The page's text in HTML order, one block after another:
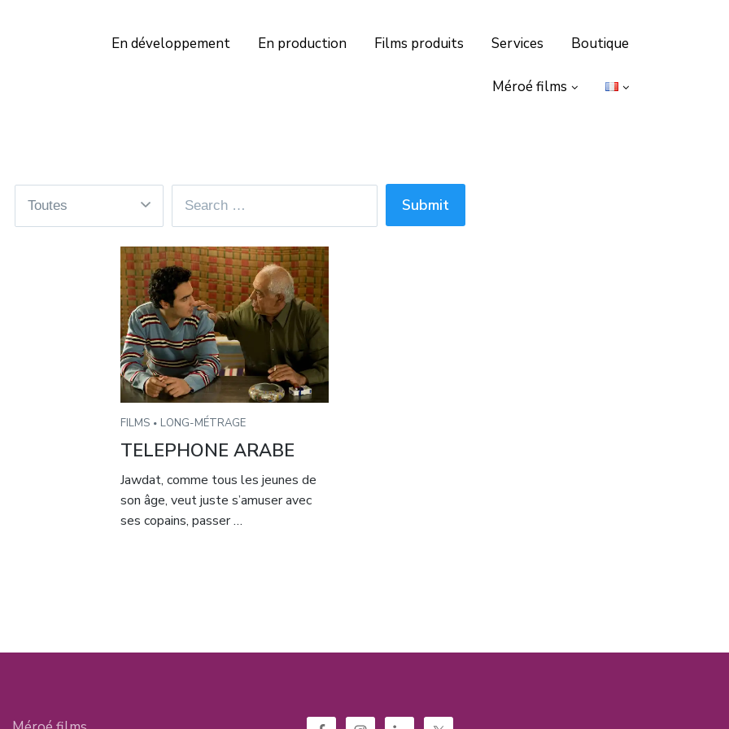
En développement En production Films produits Services Boutique
Méroé films
FILMS LONG-MÉTRAGE
TELEPHONE ARABE
Jawdat, comme tous les jeunes de
son âge, veut juste s’amuser avec
ses copains, passer …